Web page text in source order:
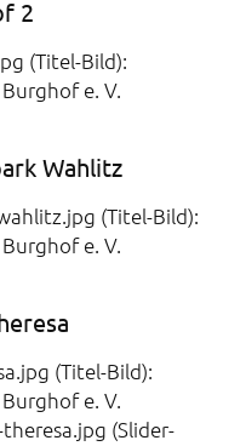
2
(Titel-Bild):
e. V.
Wahlitz
(Titel-Bild):
e. V.
(Titel-Bild):
e. V.
(Slider-